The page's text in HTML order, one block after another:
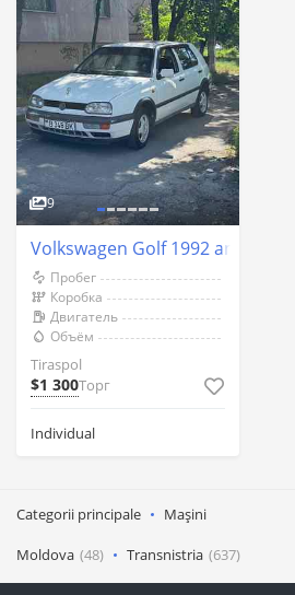
9
Volkswagen Golf 1992 an Tiraspol
Пробег
Коробка
Двигатель
Объём
Tiraspol
$1 300Торг
Individual
Categorii principale Mașini
Moldova (48) Transnistria (637)